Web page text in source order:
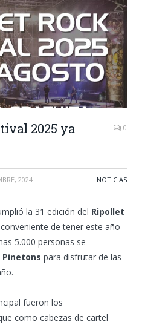
2025 ya
0
2024 NOTICIAS
la 31 edición del Ripollet
de tener este año
5.000 personas se
Pinetons para disfrutar de las
fueron los
como cabezas de cartel